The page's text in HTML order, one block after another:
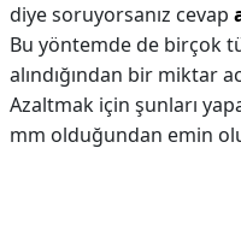
diye soruyorsanız cevap
Bu yöntemde de birçok
alındığından bir miktar
Azaltmak için şunları
mm olduğundan emin